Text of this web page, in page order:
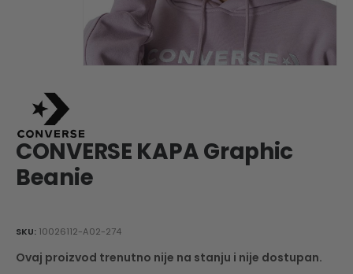
CONVERSE KAPA Graphic
Beanie
SKU: 10026112-A02-274
Ovaj proizvod trenutno nije na stanju i nije dostupan.